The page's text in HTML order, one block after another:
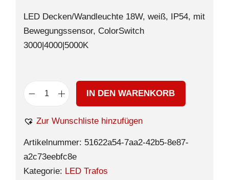
LED Decken/Wandleuchte 18W, weiß, IP54, mit
Bewegungssensor, ColorSwitch
3000|4000|5000K
IN DEN WARENKORB
Zur Wunschliste hinzufügen
Artikelnummer: 51622a54-7aa2-42b5-8e87-
a2c73eebfc8e
Kategorie: LED Trafos